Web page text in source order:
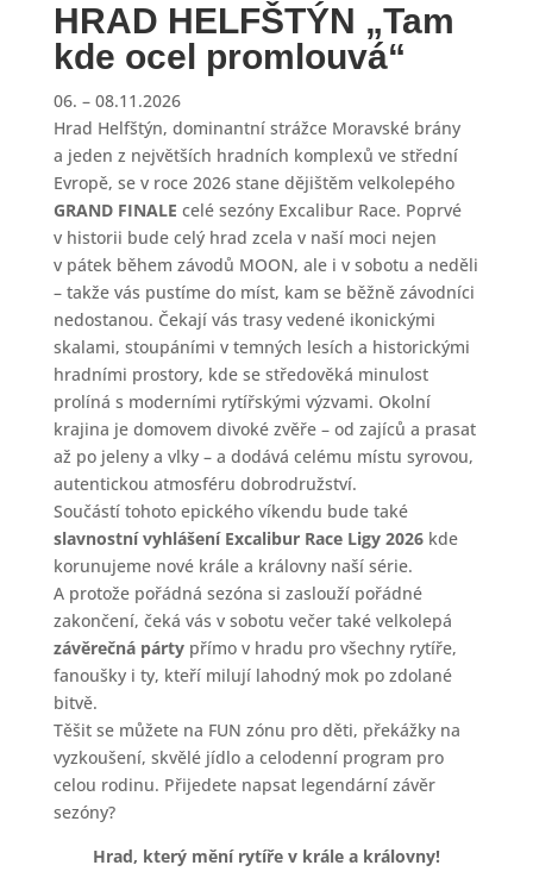
HRAD HELFŠTÝN „Tam
kde ocel promlouvá“
06. – 08.11.2026
Hrad Helfštýn, dominantní strážce Moravské brány
a jeden z největších hradních komplexů ve střední
Evropě, se v roce 2026 stane dějištěm velkolepého
GRAND FINALE celé sezóny Excalibur Race. Poprvé
v historii bude celý hrad zcela v naší moci nejen
v pátek během závodů MOON, ale i v sobotu a neděli
– takže vás pustíme do míst, kam se běžně závodníci
nedostanou. Čekají vás trasy vedené ikonickými
skalami, stoupáními v temných lesích a historickými
hradními prostory, kde se středověká minulost
prolíná s moderními rytířskými výzvami. Okolní
krajina je domovem divoké zvěře – od zajíců a prasat
až po jeleny a vlky – a dodává celému místu syrovou,
autentickou atmosféru dobrodružství.
Součástí tohoto epického víkendu bude také
slavnostní vyhlášení Excalibur Race Ligy 2026kde
korunujeme nové krále a královny naší série.
A protože pořádná sezóna si zaslouží pořádné
zakončení, čeká vás v sobotu večer také velkolepá
závěrečná pártypřímo v hradu pro všechny rytíře,
fanoušky i ty, kteří milují lahodný mok po zdolané
bitvě.
Těšit se můžete na FUN zónu pro děti, překážky na
vyzkoušení, skvělé jídlo a celodenní program pro
celou rodinu. Přijedete napsat legendární závěr
sezóny?
Hrad, který mění rytíře v krále a královny!